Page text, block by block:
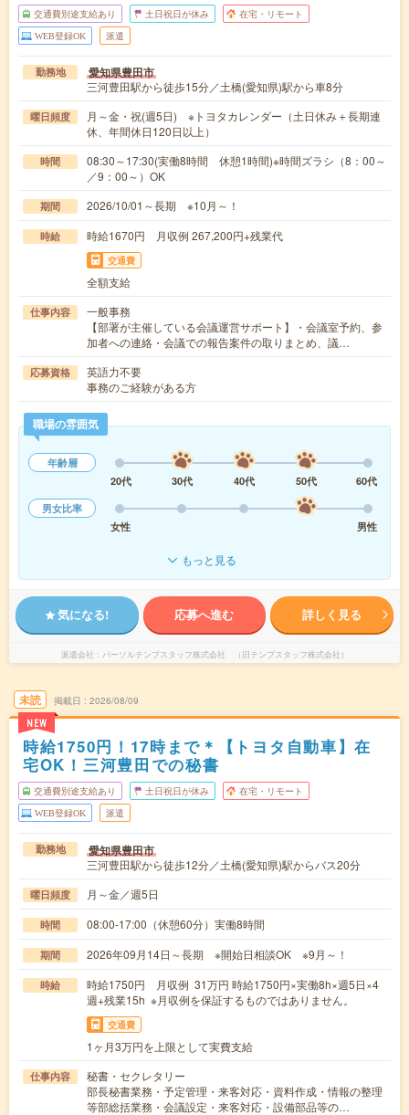
交通費別途支給あり 土日祝日が休み 在宅・リモート
WEB登録OK 派遣
勤務地 愛知県豊田市
三河豊田駅から徒歩15分／土橋(愛知県)駅から車8分
曜日頻度
月～金・祝(週5日) ※トヨタカレンダー（土日休み＋長期連
休、年間休日120日以上）
時間
08:30～17:30(実働8時間 休憩1時間)※時間ズラシ（8：00～
／9：00～）OK
期間 2026/10/01～長期 ※10月～！
時給 時給1670円 月収例 267,200円+残業代
交通費
全額支給
仕事内容
一般事務
【部署が主催している会議運営サポート】・会議室予約、参
加者への連絡・会議での報告案件の取りまとめ、議…
応募資格
英語力不要
事務のご経験がある方
職場の雰囲気
年齢層
20代
30代 40代 50代
60代
男女比率
女性
男性
もっと見る
気になる! 応募へ進む 詳しく見る
派遣会社 パーソルテンプスタッフ株式会社 （旧テンプスタッフ株式会社）
未読
NEW
掲載日 2026/08/09
時給1750円！17時まで＊【トヨタ自動車】在
宅OK！三河豊田での秘書
交通費別途支給あり 土日祝日が休み 在宅・リモート
WEB登録OK 派遣
勤務地 愛知県豊田市
三河豊田駅から徒歩12分／土橋(愛知県)駅からバス20分
曜日頻度 月～金／週5日
時間 08:00-17:00（休憩60分）実働8時間
期間 2026年09月14日～長期 ※開始日相談OK ※9月～！
時給
時給1750円 月収例 31万円 時給1750円×実働8h×週5日×4
週+残業15h ※月収例を保証するものではありません。
交通費
1ヶ月3万円を上限として実費支給
仕事内容
秘書・セクレタリー
部長秘書業務・予定管理・来客対応・資料作成・情報の整理
等部総括業務・会議設定・来客対応・設備部品等の…